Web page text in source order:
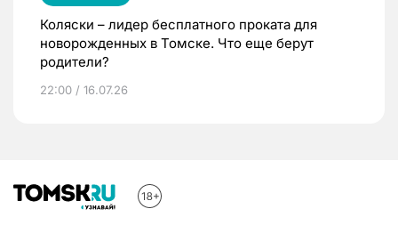
Коляски – лидер бесплатного проката для
новорожденных в Томске. Что еще берут
родители?
22:00 / 16.07.26